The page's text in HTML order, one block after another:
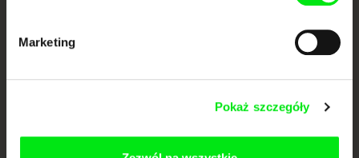
Marketing
Pokaż szczegóły